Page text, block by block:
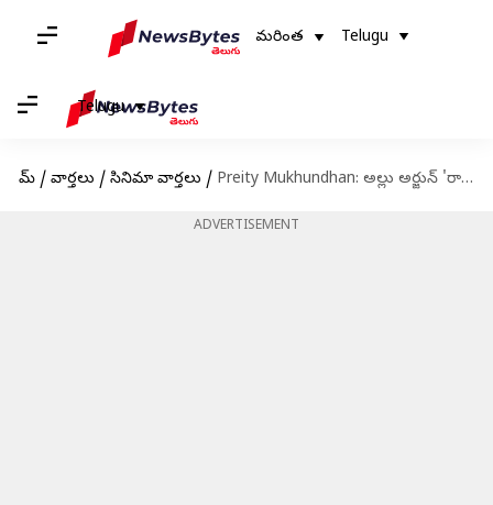
మరింత Telugu
Telugu
హోమ్ / వార్తలు / సినిమా వార్తలు / Preity Mukhundhan: అల్లు అర్జున్ 'రాకా' ఛాన్స్ మిస్‌ చేసుకున్న బ్యూటీ ఎవరంటే?
ADVERTISEMENT